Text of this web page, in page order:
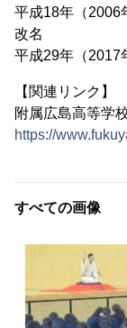
平成18年（
改名
平成29年（
【関連リンク】
附属広島高等学
https://
すべての画像